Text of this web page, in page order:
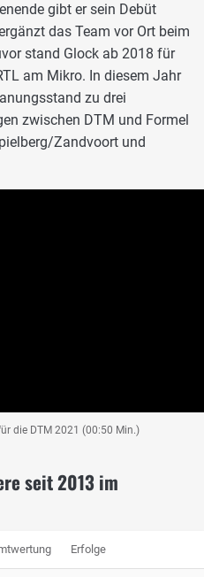
gibt er sein Debüt
das Team vor Ort beim
stand Glock ab 2018 für
am Mikro. In diesem Jahr
zu drei
zwischen DTM und Formel
Zandvoort und
die DTM 2021 (00:50 Min.)
seit 2013 im
Erfolge